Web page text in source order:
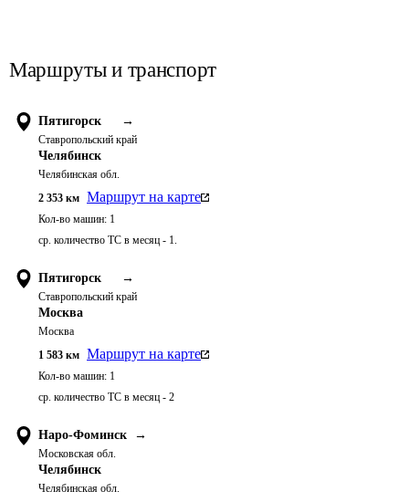
Маршруты и транспорт
Пятигорск →
Ставропольский край
Челябинск
Челябинская обл.
2 353 км Маршрут на карте
Кол-во машин: 1
ср. количество ТС в месяц - 1.
Пятигорск →
Ставропольский край
Москва
Москва
1 583 км Маршрут на карте
Кол-во машин: 1
ср. количество ТС в месяц - 2
Наро-Фоминск →
Московская обл.
Челябинск
Челябинская обл.